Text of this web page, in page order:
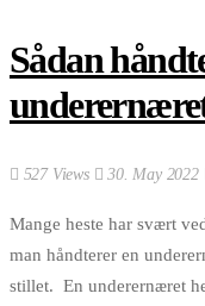
Sådan
527 Views 30. May 2022
Mange heste har svært
man håndterer en
stillet. En underernæret